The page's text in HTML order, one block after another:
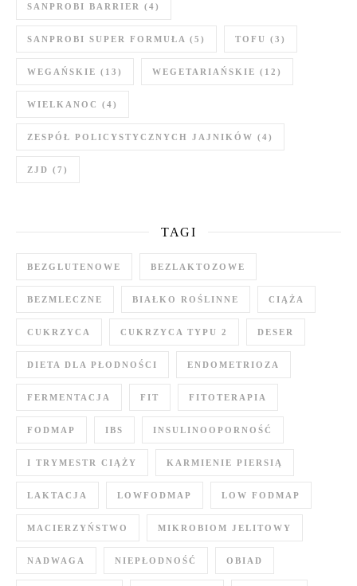
SANPROBI BARRIER (4)
SANPROBI SUPER FORMUŁA (5) TOFU (3)
WEGAŃSKIE (13) WEGETARIAŃSKIE (12)
WIELKANOC (4)
ZESPÓŁ POLICYSTYCZNYCH JAJNIKÓW (4)
ZJD (7)
TAGI
BEZGLUTENOWE BEZLAKTOZOWE
BEZMLECZNE BIAŁKO ROŚLINNE CIĄŻA
CUKRZYCA CUKRZYCA TYPU 2 DESER
DIETA DLA PŁODNOŚCI ENDOMETRIOZA
FERMENTACJA FIT FITOTERAPIA
FODMAP IBS INSULINOOPORNOŚĆ
I TRYMESTR CIĄŻY KARMIENIE PIERSIĄ
LAKTACJA LOWFODMAP LOW FODMAP
MACIERZYŃSTWO MIKROBIOM JELITOWY
NADWAGA NIEPŁODNOŚĆ OBIAD